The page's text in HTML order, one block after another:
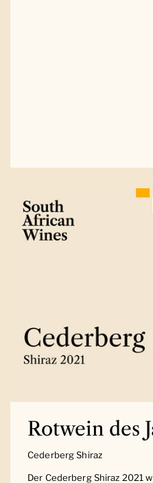
Rotwein des
Cederberg Shiraz
Der Cederberg Shiraz 2021